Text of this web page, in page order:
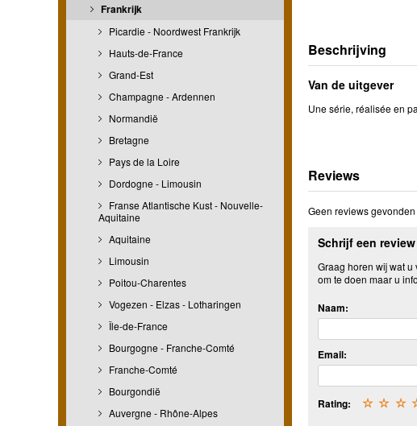
Frankrijk
Picardie - Noordwest Frankrijk
Hauts-de-France
Grand-Est
Champagne - Ardennen
Normandië
Bretagne
Pays de la Loire
Dordogne - Limousin
Franse Atlantische Kust - Nouvelle-
Aquitaine
Aquitaine
Limousin
Poitou-Charentes
Vogezen - Elzas - Lotharingen
Île-de-France
Bourgogne - Franche-Comté
Franche-Comté
Bourgondië
Auvergne - Rhône-Alpes
Beschrijving
Van de uitgever
Une série, réalisée en
Reviews
Geen reviews
Schrijf een review
Graag horen wij wat
om te doen maar u
Naam:
Email:
Rating: ☆
☆
☆